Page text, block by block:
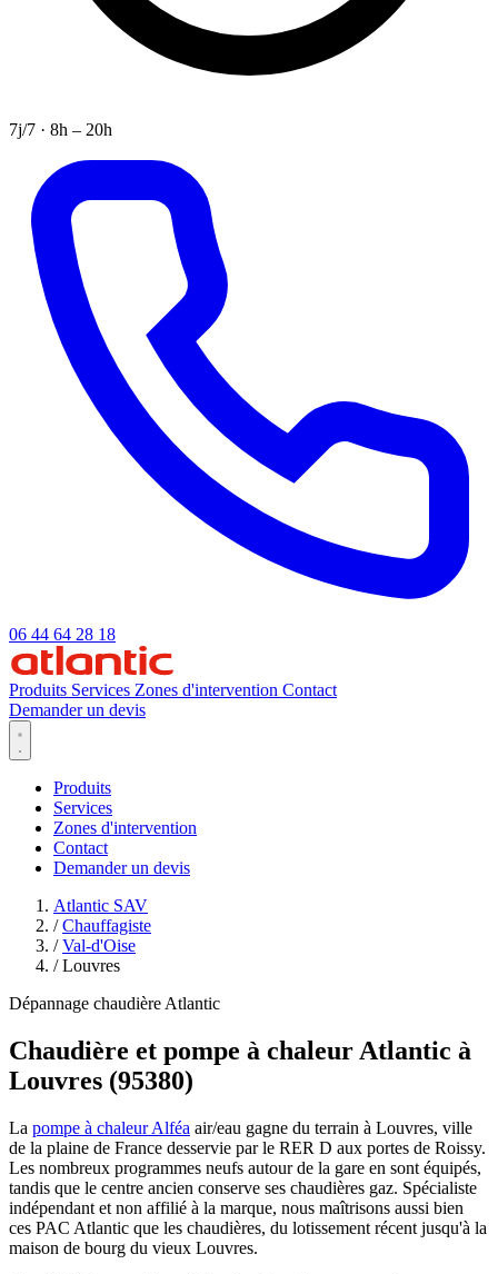
7j/7 · 8h – 20h
06 44 64 28 18
Produits Services Zones d'intervention Contact
Demander un devis
Produits
Services
Zones d'intervention
Contact
Demander un devis
Atlantic SAV
/ Chauffagiste
/ Val-d'Oise
/ Louvres
Dépannage chaudière Atlantic
Chaudière et pompe à chaleur Atlantic à
Louvres (95380)
La pompe à chaleur Alféa air/eau gagne du terrain à Louvres, ville
de la plaine de France desservie par le RER D aux portes de Roissy.
Les nombreux programmes neufs autour de la gare en sont équipés,
tandis que le centre ancien conserve ses chaudières gaz. Spécialiste
indépendant et non affilié à la marque, nous maîtrisons aussi bien
ces PAC Atlantic que les chaudières, du lotissement récent jusqu'à la
maison de bourg du vieux Louvres.